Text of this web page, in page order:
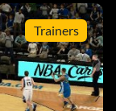
Trainers